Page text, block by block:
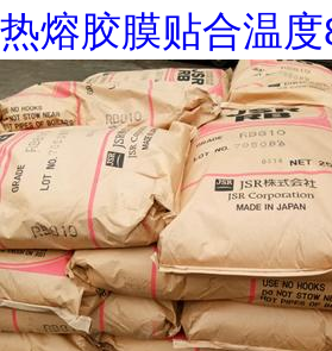
热熔胶膜贴合温